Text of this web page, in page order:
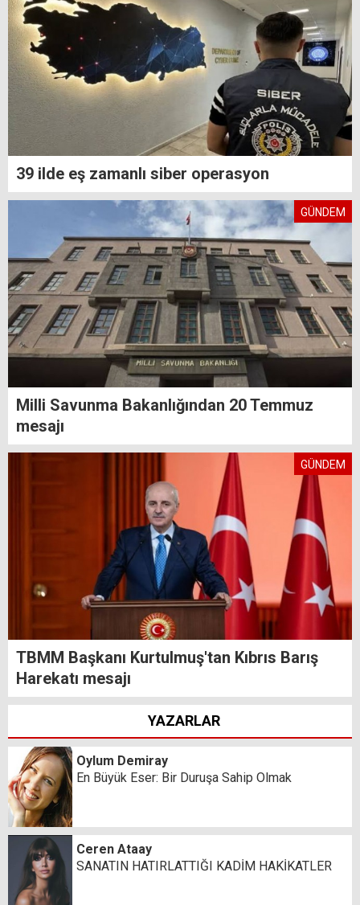
39 ilde eş zamanlı siber operasyon
GÜNDEM
Milli Savunma Bakanlığından 20 Temmuz
mesajı
GÜNDEM
TBMM Başkanı Kurtulmuş'tan Kıbrıs Barış
Harekatı mesajı
YAZARLAR
Oylum Demiray
En Büyük Eser: Bir Duruşa Sahip Olmak
Ceren Ataay
SANATIN HATIRLATTIĞI KADİM HAKİKATLER